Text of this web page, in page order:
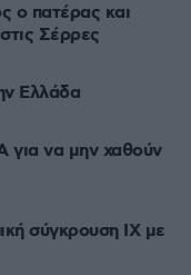
ο πατέρας και
Σέρρες
Ελλάδα
για να μην χαθούν
σύγκρουση ΙΧ με